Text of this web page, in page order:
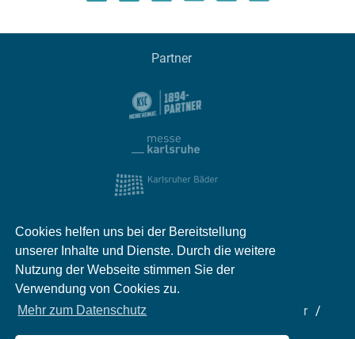
Cookies helfen uns bei der Bereitstellung
unserer Inhalte und Dienste. Durch die weitere
Nutzung der Webseite stimmen Sie der
Verwendung von Cookies zu.
Mehr zum Datenschutz
Partner
Impressum Kontakt
Partner